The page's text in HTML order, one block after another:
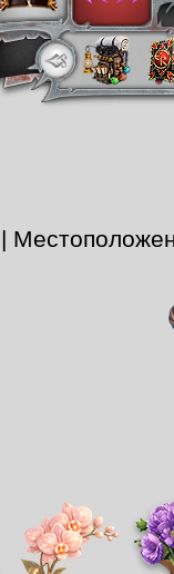
|